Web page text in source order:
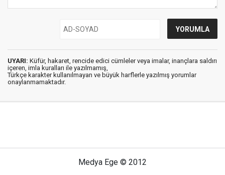
UYARI: Küfür, hakaret, rencide edici cümleler veya imalar, inançlara saldırı
içeren, imla kuralları ile yazılmamış,
Türkçe karakter kullanılmayan ve büyük harflerle yazılmış yorumlar
onaylanmamaktadır.
Medya Ege © 2012